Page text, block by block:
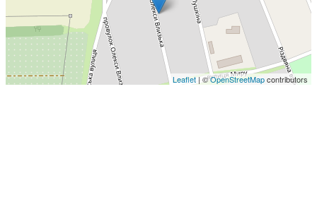
Leaflet| ©OpenStreetMapcontributors